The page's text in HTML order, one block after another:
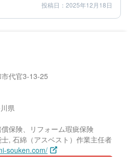
金額感 3
投稿日：2025年12月18日
代官3-13-25
県
保険、リフォーム瑕疵保険
, 石綿（アスベスト）作業主任者
souken.com/